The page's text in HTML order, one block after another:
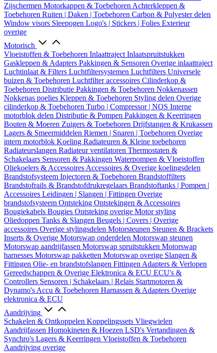
Zijschermen Motorkappen & Toebehoren Achterkleppen &
Toebehoren Ruiten | Daken | Toebehoren Carbon & Polyester delen
Window visors Sleepogen Logo's | Stickers | Folies Exterieur
overige
Motorisch
Vloeistoffen & Toebehoren Inlaattraject Inlaatspruitstukken
Gaskleppen & Adapters Pakkingen & Sensoren Overige inlaattraject
Luchtinlaat & Filters Luchtfiltersystemen Luchtfilters Universele
buizen & Toebehoren Luchtfilter accessoires Cilinderkop &
Toebehoren Distributie Pakkingen & Toebehoren Nokkenassen
Nokkenas poelies Kleppen & Toebehoren Styling delen Overige
cilinderkop & Toebehoren Turbo | Compressor | NOS Interne
motorblok delen Distributie & Pompen Pakkingen & Keerringen
Bouten & Moeren Zuigers & Toebehoren Drijfstangen & Krukassen
Lagers & Smeermiddelen Riemen | Snaren | Toebehoren Overige
intern motorblok Koeling Radiateuren & Kleine toebehoren
Radiateurslangen Radiateur ventilatoren Thermostaten &
Schakelaars Sensoren & Pakkingen Waterpompen & Vloeistoffen
Oliekoelers & Accessoires Accessoires & Overige koelingsdelen
Brandstofsysteem Injectoren & Toebehoren Brandstoffilters
Brandstofrails & Brandstofdrukregelaars Brandstoftanks | Pompen |
Accessoires Leidingen | Slangen | Fittingen Overige
brandstofsysteem Ontsteking Ontstekingen & Accessoires
Bougiekabels Bougies Ontsteking overige Motor styling
Oliedoppen Tanks & Slangen Beugels | Covers | Overige
accessoires Overige stylingsdelen Motorsteunen Steunen & Brackets
Inserts & Overige Motorswap onderdelen Motorswap steunen
Motorswap aandrijfassen Motorswap spruitstukken Motorswap
harnesses Motorswap pakketten Motorswap overige Slangen &
Fittingen Olie- en brandstofslangen Fittingen Adapters & Verlopen
Gereedschappen & Overige Elektronica & ECU ECU's &
Controllers Sensoren | Schakelaars | Relais Startmotoren &
Dynamo's Accu & Toebehoren Harnassen & Adapters Overige
elektronica & ECU
Aandrijving
Schakelen & Ontkoppelen Koppelingssets Vliegwielen
Aandrijfassen Homokineten & Hoezen LSD's Vertandingen &
Synchro's Lagers & Keerringen Vloeistoffen & Toebehoren
Aandrijving overige